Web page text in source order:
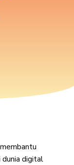
dunia digital